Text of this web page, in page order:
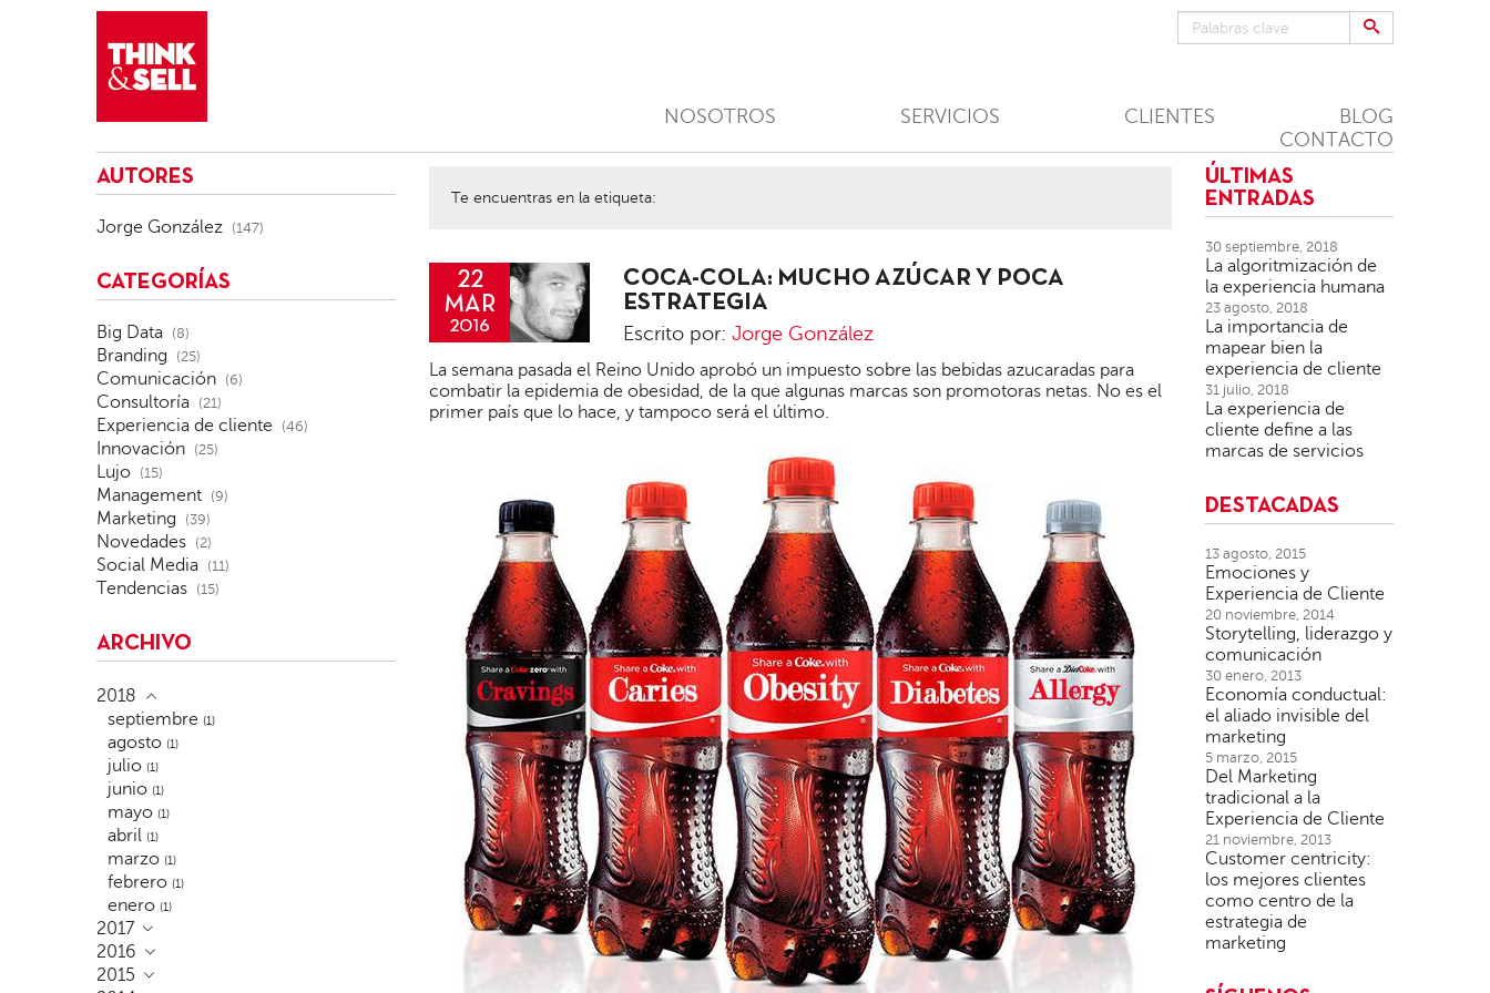
NOSOTROS SERVICIOS CLIENTES
BLOG
CONTACTO
Te encuentras en la etiqueta:
22
MAR
2016
González
COCA-COLA: MUCHO AZÚCAR Y POCA
ESTRATEGIA
Escrito por: Jorge González
La semana pasada el Reino Unido aprobó un impuesto sobre las bebidas azucaradas para
combatir la epidemia de obesidad, de la que algunas marcas son promotoras netas. No es el
primer país que lo hace, y tampoco será el último.
AUTORES
Jorge González (147)
CATEGORÍAS
Big Data (8)
Branding (25)
Comunicación (6)
Consultoría (21)
Experiencia de cliente (46)
Innovación (25)
Lujo (15)
Management (9)
Marketing (39)
Novedades (2)
Social Media (11)
Tendencias (15)
ARCHIVO
2018
septiembre (1)
agosto (1)
julio (1)
junio (1)
mayo (1)
abril (1)
marzo (1)
febrero (1)
enero (1)
2017
2016
2015
ÚLTIMAS
ENTRADAS
30 septiembre, 2018
La algoritmización de
la experiencia humana
23 agosto, 2018
La importancia de
mapear bien la
experiencia de cliente
31 julio, 2018
La experiencia de
cliente define a las
marcas de servicios
DESTACADAS
13 agosto, 2015
Emociones y
Experiencia de Cliente
20 noviembre, 2014
Storytelling, liderazgo y
comunicación
30 enero, 2013
Economía conductual:
el aliado invisible del
marketing
5 marzo, 2015
Del Marketing
tradicional a la
Experiencia de Cliente
21 noviembre, 2013
Customer centricity:
los mejores clientes
como centro de la
estrategia de
marketing